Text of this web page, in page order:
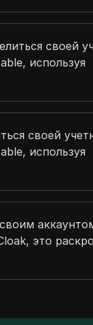
своей
используя
своей
используя
это